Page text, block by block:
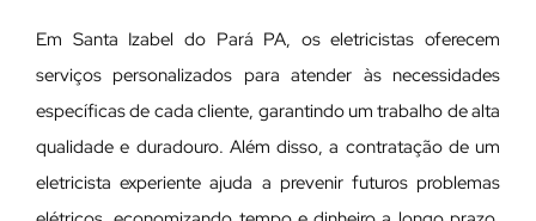
Em Santa Izabel do Pará PA, os eletricistas oferecem
serviços personalizados para atender às necessidades
específicas de cada cliente, garantindo um trabalho de alta
qualidade e duradouro. Além disso, a contratação de um
eletricista experiente ajuda a prevenir futuros problemas